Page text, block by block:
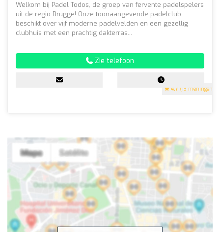
4.7 (13 meningen)
Welkom bij Padel Todos, de groep van fervente padelspelers
uit de regio Brugge! Onze toonaangevende padelclub
beschikt over vijf moderne padelvelden en een gezellig
clubhuis met een prachtig dakterras...
Zie telefoon